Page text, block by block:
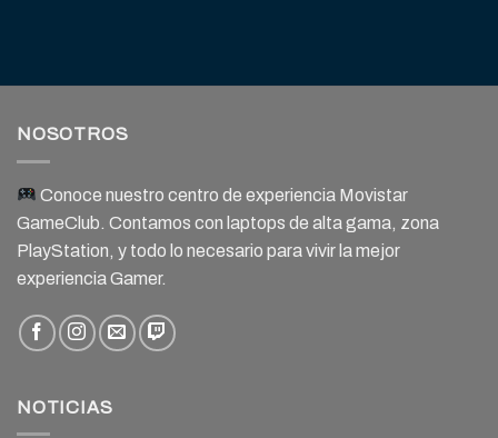
NOSOTROS
Conoce nuestro centro de experiencia Movistar
GameClub. Contamos con laptops de alta gama, zona
PlayStation, y todo lo necesario para vivir la mejor
experiencia Gamer.
NOTICIAS